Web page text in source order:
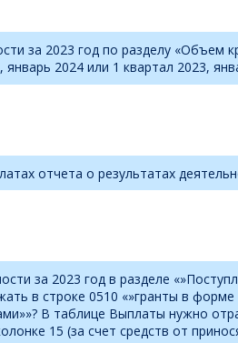
за 2023 год по разделу «Объем
2024 или 1 квартал 2023,
отчета о результатах
за 2023 год в разделе
в строке 0510 «»гранты в
В таблице Выплаты нужно
15 (за счет средств от